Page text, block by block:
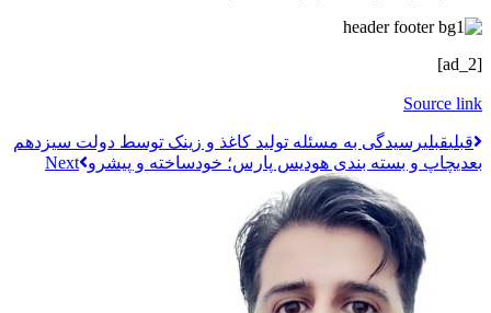
[ad_2]
Source link
قبليقبلیرسیدگی به مسئله تولید کاغذ و زینک توسط دولت سیزدهم
بعدیچاپ و بسته بندی هودیس پارس؛ خودساخته و پیشرو